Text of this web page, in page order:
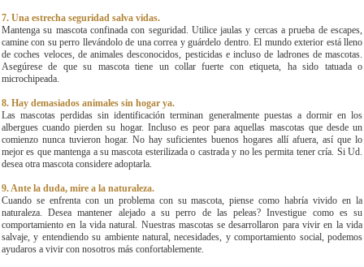
7. Una estrecha seguridad salva vidas.
Mantenga su mascota confinada con seguridad. Utilice jaulas y cercas a prueba de escapes,
camine con su perro llevándolo de una correa y guárdelo dentro. El mundo exterior está lleno
de coches veloces, de animales desconocidos, pesticidas e incluso de ladrones de mascotas.
Asegúrese de que su mascota tiene un collar fuerte con etiqueta, ha sido tatuada o
microchipeada.
8. Hay demasiados animales sin hogar ya.
Las mascotas perdidas sin identificación terminan generalmente puestas a dormir en los
albergues cuando pierden su hogar. Incluso es peor para aquellas mascotas que desde un
comienzo nunca tuvieron hogar. No hay suficientes buenos hogares allí afuera, así que lo
mejor es que mantenga a su mascota esterilizada o castrada y no les permita tener cría. Si Ud.
desea otra mascota considere adoptarla.
9. Ante la duda, mire a la naturaleza.
Cuando se enfrenta con un problema con su mascota, piense como habría vivido en la
naturaleza. Desea mantener alejado a su perro de las peleas? Investigue como es su
comportamiento en la vida natural. Nuestras mascotas se desarrollaron para vivir en la vida
salvaje, y entendiendo su ambiente natural, necesidades, y comportamiento social, podemos
ayudaros a vivir con nosotros más confortablemente.